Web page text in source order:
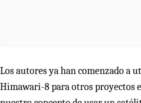
Los autores ya han comenzado a
Himawari-8 para otros proyectos